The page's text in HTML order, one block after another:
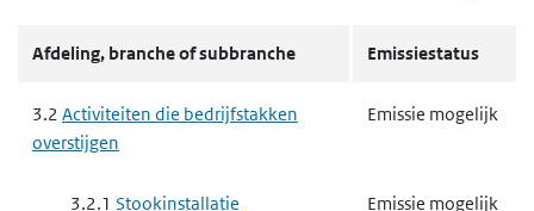
industrie
Afdeling, branche of subbranche Emissiestatus
3.2 Activiteiten die bedrijfstakken
overstijgen
Emissie mogelijk
3.2.1 Stookinstallatie Emissie mogelijk